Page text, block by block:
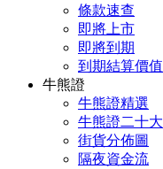
條款速查
即將上市
即將到期
到期結算價值
牛熊證
牛熊證精選
牛熊證二十大
街貨分佈圖
隔夜資金流